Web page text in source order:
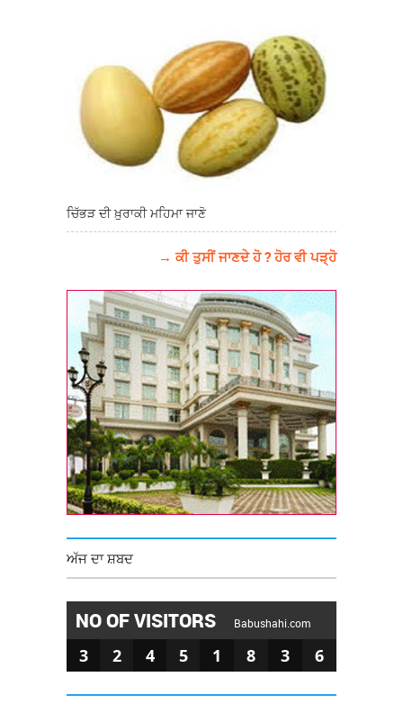
ਚਿੱਭੜ ਦੀ ਖ਼ੁਰਾਕੀ ਮਹਿਮਾ ਜਾਣੋ
→ ਕੀ ਤੁਸੀਂ ਜਾਣਦੇ ਹੋ ? ਹੋਰ ਵੀ ਪੜ੍ਹੋ
ਅੱਜ ਦਾ ਸ਼ਬਦ
NO OF VISITORS Babushahi.com
3 2 4 5 1 8 3 6